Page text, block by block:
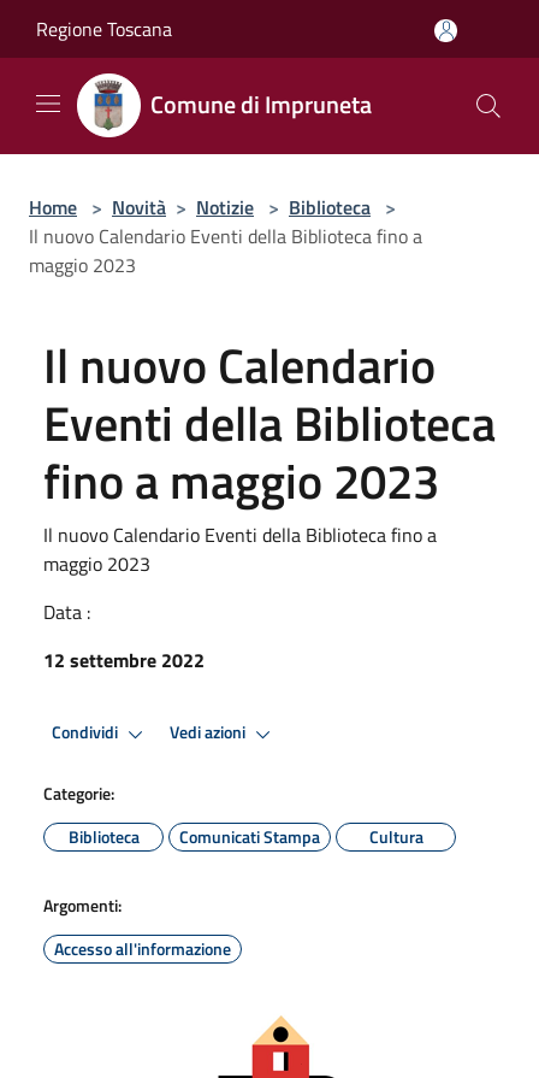
Regione Toscana
Comune di Impruneta
Home > Novità > Notizie > Biblioteca >
Il nuovo Calendario Eventi della Biblioteca fino a
maggio 2023
Il nuovo Calendario
Eventi della Biblioteca
fino a maggio 2023
Il nuovo Calendario Eventi della Biblioteca fino a
maggio 2023
Data :
12 settembre 2022
Condividi Vedi azioni
Categorie:
Biblioteca
Comunicati Stampa Cultura
Argomenti:
Accesso all'informazione